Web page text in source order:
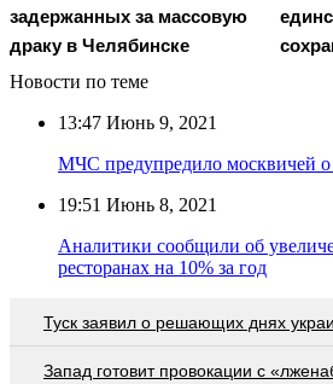
задержанных за массовую
драку в Челябинске
Новости по теме
13:47 Июнь 9, 2021
МЧС предупредило москвичей о
19:51 Июнь 8, 2021
Аналитики сообщили об
ресторанах на 10% за год
Туск заявил о решающих днях
Запад готовит провокации с